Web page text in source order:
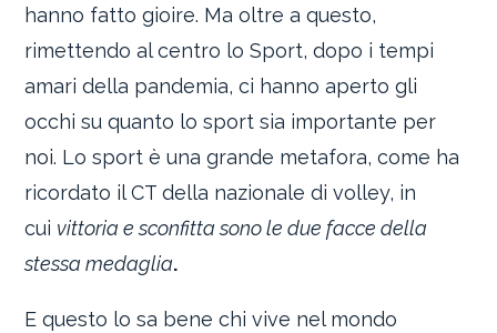
hanno fatto gioire. Ma oltre a questo,
rimettendo al centro lo Sport, dopo i tempi
amari della pandemia, ci hanno aperto gli
occhi su quanto lo sport sia importante per
noi. Lo sport è una grande metafora, come ha
ricordato il CT della nazionale di volley, in
cui vittoria e sconfitta sono le due facce della
stessa medaglia.
E questo lo sa bene chi vive nel mondo